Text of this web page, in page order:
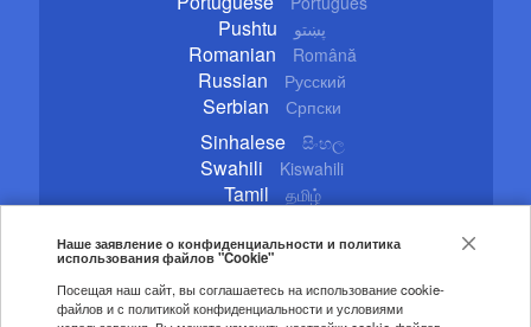
Pushtu پښتو
Romanian Română
Russian Русский
Serbian Српски
Sinhalese සිංහල
Swahili Kiswahili
Tamil தமிழ்
Turkish Türkçe
Ukrainian
Urdu اردو
Наше заявление о конфиденциальности и политика
использования файлов "Cookie"
Посещая наш сайт, вы соглашаетесь на использование cookie-
файлов и с политикой конфиденциальности и условиями